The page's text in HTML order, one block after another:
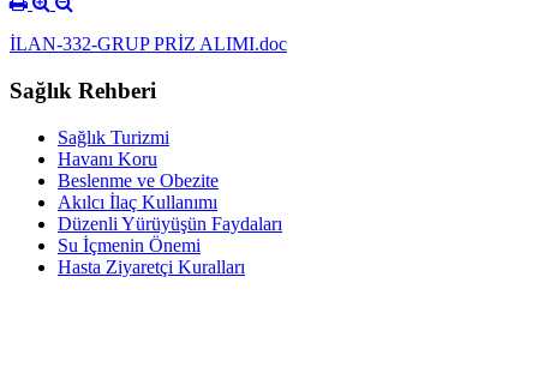
İLAN-332-GRUP PRİZ ALIMI.doc
Sağlık Rehberi
Sağlık Turizmi
Havanı Koru
Beslenme ve Obezite
Akılcı İlaç Kullanımı
Düzenli Yürüyüşün Faydaları
Su İçmenin Önemi
Hasta Ziyaretçi Kuralları